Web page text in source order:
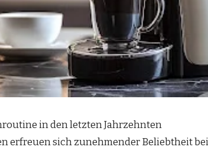
in den letzten Jahrzehnten
erfreuen sich zunehmender Beliebtheit bei